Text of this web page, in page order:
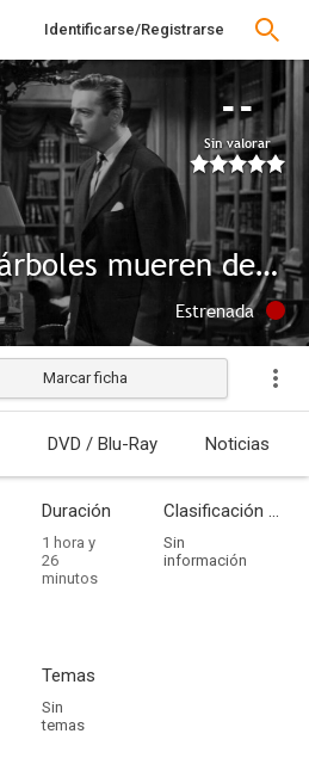
Identificarse/Registrarse
--
Sin valorar
Los árboles mueren de pie
Estrenada
Marcar ficha
DVD / Blu-Ray Noticias
Duración
1 hora y
26
minutos
Clasificación por edades
Sin
información
Temas
Sin
temas